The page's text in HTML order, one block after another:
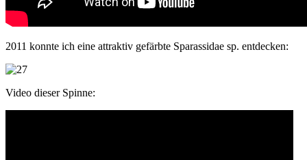
2011 konnte ich eine attraktiv gefärbte Sparassidae sp. entdecken:
Video dieser Spinne: